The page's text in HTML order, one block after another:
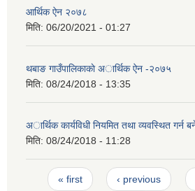
आर्थिक ऐन २०७८
मिति: 06/20/2021 - 01:27
थबाङ गाउँपालिकाकाे अार्थिक ऐन -२०७५
मिति: 08/24/2018 - 13:35
अार्थिक कार्यविधी नियमित तथा व्यवस्थित
मिति: 08/24/2018 - 11:28
Pages
« first ‹ previous